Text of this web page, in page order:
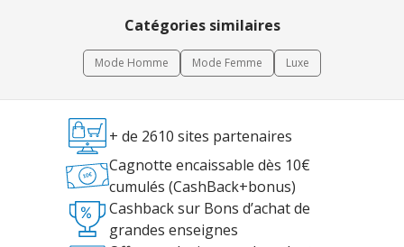
Catégories similaires
Mode Homme Mode Femme Luxe
+ de 2610 sites partenaires
Cagnotte encaissable dès 10€
cumulés (CashBack+bonus)
Cashback sur Bons d’achat de
grandes enseignes